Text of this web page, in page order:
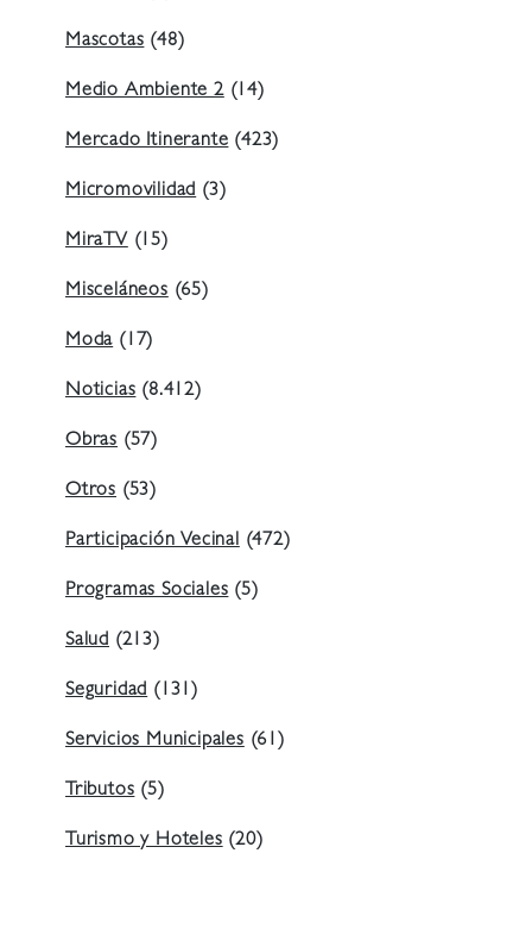
Mascotas(48)
Medio Ambiente 2(14)
Mercado Itinerante(423)
Micromovilidad(3)
MiraTV(15)
Misceláneos(65)
Moda(17)
Noticias(8.412)
Obras (57)
Otros (53)
Participación Vecinal(472)
Programas Sociales(5)
Salud (213)
Seguridad(131)
Servicios Municipales(61)
Tributos(5)
Turismo y Hoteles(20)